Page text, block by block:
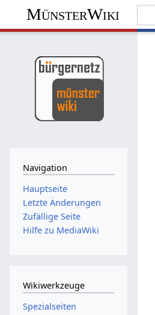
MünsterWiki
Navigation
Hauptseite
Letzte Änderungen
Zufällige Seite
Hilfe zu MediaWiki
Wikiwerkzeuge
Spezialseiten